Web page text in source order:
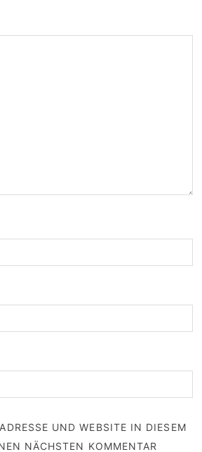
UND WEBSITE IN DIESEM
NÄCHSTEN KOMMENTAR